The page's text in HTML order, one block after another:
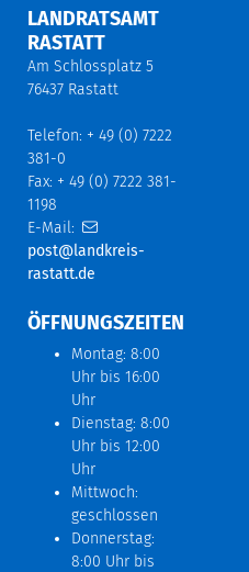
LANDRATSAMT
RASTATT
Am Schlossplatz 5
76437 Rastatt
Telefon: + 49 (0) 7222
381-0
Fax: + 49 (0) 7222 381-
1198
E-Mail:
post@landkreis-
rastatt.de
ÖFFNUNGSZEITEN
Montag: 8:00
Uhr bis 16:00
Uhr
Dienstag: 8:00
Uhr bis 12:00
Uhr
Mittwoch:
geschlossen
Donnerstag:
8:00 Uhr bis